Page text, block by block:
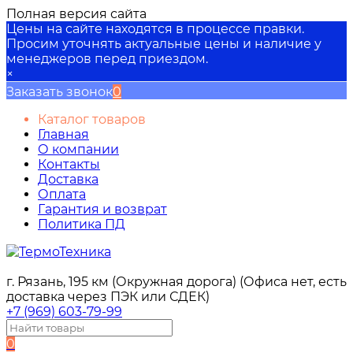
Полная версия сайта
Цены на сайте находятся в процессе правки.
Просим уточнять актуальные цены и наличие у
менеджеров перед приездом.
×
Заказать звонок0
Каталог товаров
Главная
О компании
Контакты
Доставка
Оплата
Гарантия и возврат
Политика ПД
г. Рязань, 195 км (Окружная дорога) (Офиса нет, есть
доставка через ПЭК или СДЕК)
+7 (969) 603-79-99
0